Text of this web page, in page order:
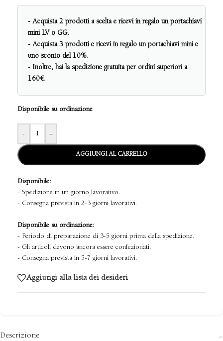
- Acquista 2 prodotti a scelta e ricevi in regalo un portachiavi
mini LV o GG.
- Acquista 3 prodotti e ricevi in regalo un portachiavi mini e
uno sconto del 10%.
- Inoltre, hai la spedizione gratuita per ordini superiori a
160€.
Disponibile su ordinazione
- +
AGGIUNGI AL CARRELLO
Disponibile:
- Spedizione in un giorno lavorativo.
- Consegna prevista in 2-3 giorni lavorativi.
Disponibile su ordinazione:
- Periodo di preparazione di 3-5 giorni prima della spedizione.
- Gli articoli devono ancora essere confezionati.
- Consegna prevista in 5-7 giorni lavorativi.
Aggiungi alla lista dei desideri
Descrizione